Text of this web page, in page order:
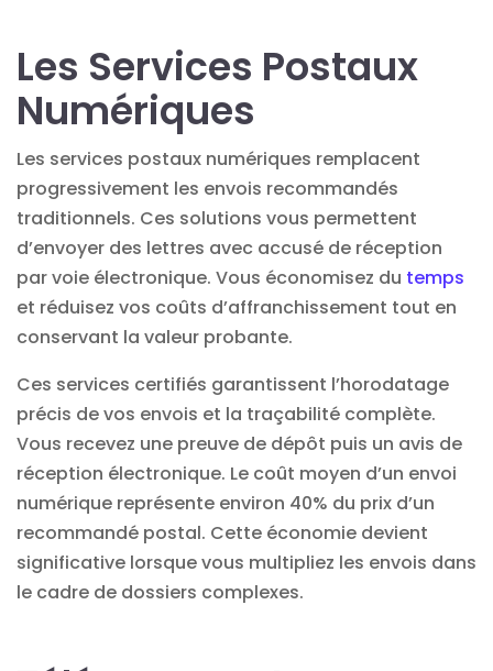
Les Services Postaux
Numériques
Les services postaux numériques remplacent
progressivement les envois recommandés
traditionnels. Ces solutions vous permettent
d’envoyer des lettres avec accusé de réception
par voie électronique. Vous économisez du temps
et réduisez vos coûts d’affranchissement tout en
conservant la valeur probante.
Ces services certifiés garantissent l’horodatage
précis de vos envois et la traçabilité complète.
Vous recevez une preuve de dépôt puis un avis de
réception électronique. Le coût moyen d’un envoi
numérique représente environ 40% du prix d’un
recommandé postal. Cette économie devient
significative lorsque vous multipliez les envois dans
le cadre de dossiers complexes.